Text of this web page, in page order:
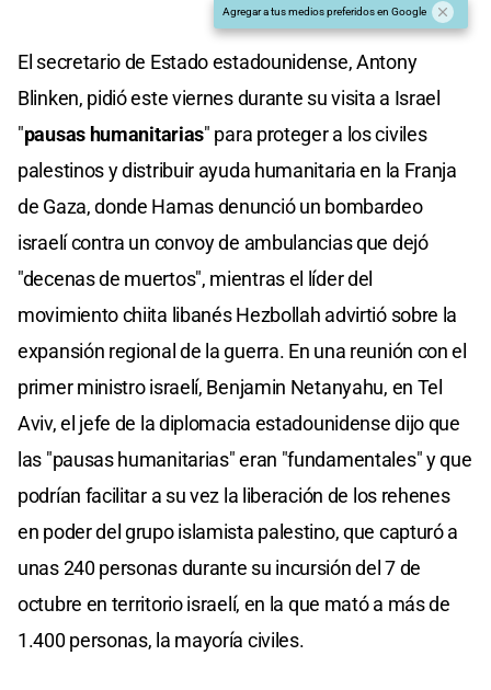
Agregar a tus medios preferidos en Google
El secretario de Estado estadounidense, Antony
Blinken, pidió este viernes durante su visita a Israel
"pausas humanitarias" para proteger a los civiles
palestinos y distribuir ayuda humanitaria en la Franja
de Gaza, donde Hamas denunció un bombardeo
israelí contra un convoy de ambulancias que dejó
"decenas de muertos", mientras el líder del
movimiento chiita libanés Hezbollah advirtió sobre la
expansión regional de la guerra. En una reunión con el
primer ministro israelí, Benjamin Netanyahu, en Tel
Aviv, el jefe de la diplomacia estadounidense dijo que
las "pausas humanitarias" eran "fundamentales" y que
podrían facilitar a su vez la liberación de los rehenes
en poder del grupo islamista palestino, que capturó a
unas 240 personas durante su incursión del 7 de
octubre en territorio israelí, en la que mató a más de
1.400 personas, la mayoría civiles.